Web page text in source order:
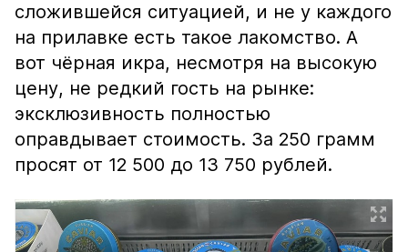
сложившейся ситуацией, и не у каждого
на прилавке есть такое лакомство. А
вот чёрная икра, несмотря на высокую
цену, не редкий гость на рынке:
эксклюзивность полностью
оправдывает стоимость. За 250 грамм
просят от 12 500 до 13 750 рублей.